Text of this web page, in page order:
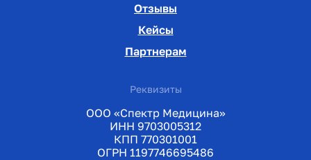
Отзывы
Кейсы
Партнерам
Реквизиты
ООО «Спектр Медицина»
ИНН 9703005312
КПП 770301001
ОГРН 1197746695486